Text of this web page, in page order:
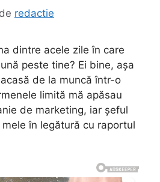
de redactie
dintre acele zile în care
peste tine? Ei bine, așa
de la muncă într-o
limită mă apăsau
de marketing, iar șeful
în legătură cu raportul